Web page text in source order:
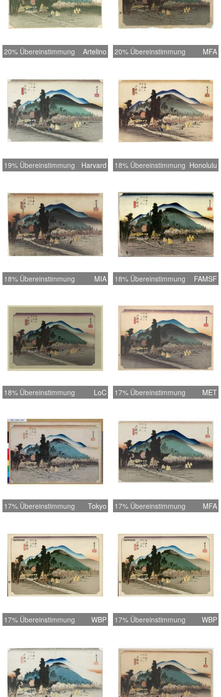
20% Übereinstimmung Artelino 20% Übereinstimmung MFA
19% Übereinstimmung Harvard 18% Übereinstimmung Honolulu
18% Übereinstimmung MIA 18% Übereinstimmung FAMSF
18% Übereinstimmung LoC 17% Übereinstimmung MET
17% Übereinstimmung Tokyo 17% Übereinstimmung MFA
17% Übereinstimmung WBP 17% Übereinstimmung WBP